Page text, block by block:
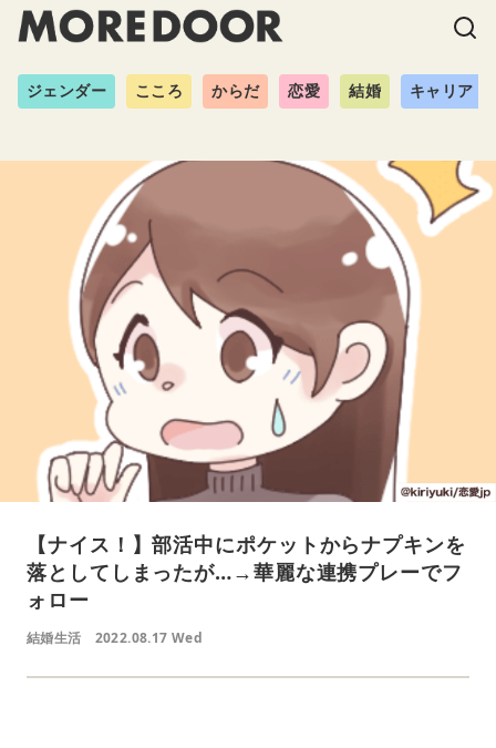
ジェンダー こころ からだ 恋愛 結婚 キャリア
【ナイス！】部活中にポケットからナプキンを
落としてしまったが…→華麗な連携プレーでフ
ォロー
結婚生活 2022.08.17 Wed